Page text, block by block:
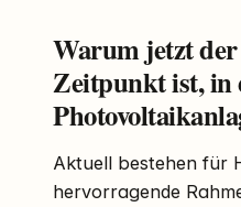
Warum jetzt
Zeitpunkt ist, in
Aktuell bestehen für
hervorragende